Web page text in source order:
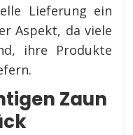
Lieferung ein
Aspekt, da viele
ihre Produkte
Zaun